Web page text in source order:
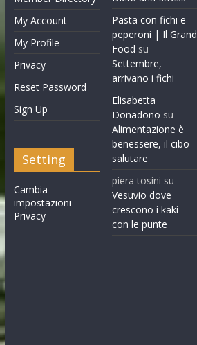
My Account
My Profile
Privacy
Reset Password
Sign Up
Setting
Cambia
impostazioni
Privacy
Pasta con fichi e
peperoni | Il Grand
Food su
Settembre,
arrivano i fichi
Elisabetta
Donadono su
Alimentazione è
benessere, il cibo
salutare
piera tosini su
Vesuvio dove
crescono i kaki
con le punte